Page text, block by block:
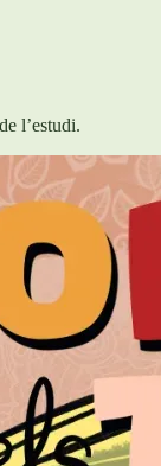
l’estudi.